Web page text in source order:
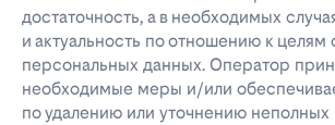
достаточность, а в необходимых
и актуальность по отношению к целям
персональных данных. Оператор
необходимые меры и/или
по удалению или уточнению неполных